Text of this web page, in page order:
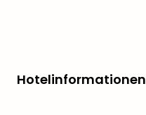
Hotelinformationen